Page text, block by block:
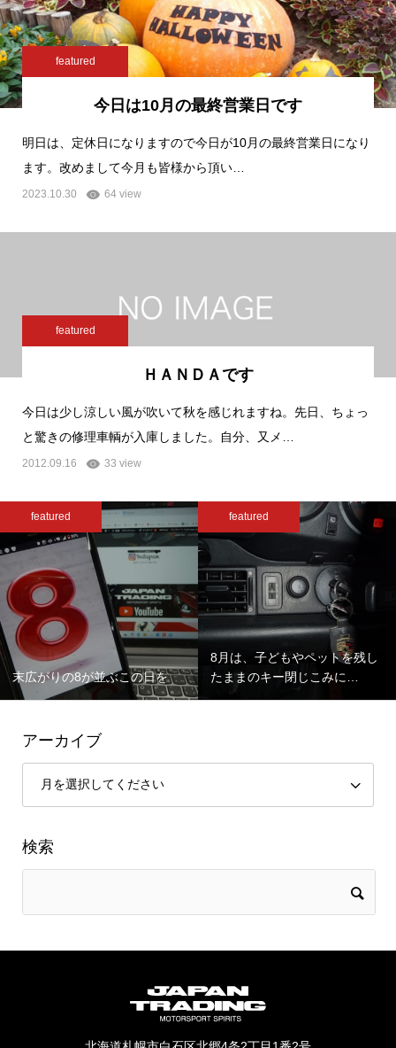
featured
今日は10月の最終営業日です
明日は、定休日になりますので今日が10月の最終営業日になり
ます。改めまして今月も皆様から頂い…
2023.10.30 64 view
featured
ＨＡＮＤＡです
今日は少し涼しい風が吹いて秋を感じれますね。先日、ちょっ
と驚きの修理車輌が入庫しました。自分、又メ…
2012.09.16 33 view
featured
末広がりの8が並ぶこの日を
featured
8月は、子どもやペットを残し
たままのキー閉じこみに…
アーカイブ
検索